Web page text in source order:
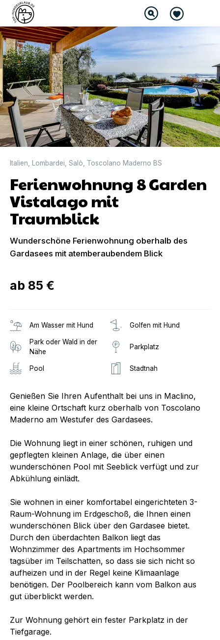
Italien Lombardei Salò Toscolano Maderno BS
Ferienwohnung 8 Garden
Vistalago mit
Traumblick
Wunderschöne Ferienwohnung oberhalb des
Gardasees mit atemberaubendem Blick
ab 85 €
Am Wasser mit Hund Golfen mit Hund
Park oder Wald in der
Nähe
Parkplatz
Pool Stadtnah
Genießen Sie Ihren Aufenthalt bei uns in Maclino,
eine kleine Ortschaft kurz oberhalb von Toscolano
Maderno am Westufer des Gardasees.
Die Wohnung liegt in einer schönen, ruhigen und
gepflegten kleinen Anlage, die über einen
wunderschönen Pool mit Seeblick verfügt und zur
Abkühlung einlädt.
Sie wohnen in einer komfortabel eingerichteten 3-
Raum-Wohnung im Erdgeschoß, die Ihnen einen
wunderschönen Blick über den Gardasee bietet.
Durch den überdachten Balkon liegt das
Wohnzimmer des Apartments im Hochsommer
tagsüber im Teilschatten, so dass sie sich nicht so
aufheizen und in der Regel keine Klimaanlage
benötigen. Der Poolbereich kann vom Balkon aus
gut überblickt werden.
Zur Wohnung gehört ein fester Parkplatz in der
Tiefgarage.